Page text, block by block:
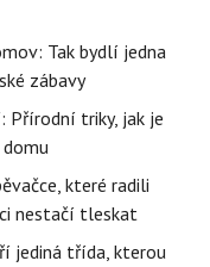
Tak bydlí jedna
zábavy
Přírodní triky, jak je
které radili
nestačí tleskat
jediná třída, kterou